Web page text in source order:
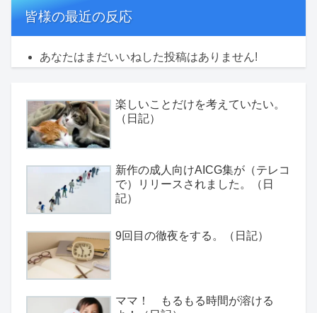
皆様の最近の反応
あなたはまだいいねした投稿はありません!
楽しいことだけを考えていたい。
（日記）
新作の成人向けAICG集が（テレコ
で）リリースされました。（日
記）
9回目の徹夜をする。（日記）
ママ！ もるもる時間が溶ける